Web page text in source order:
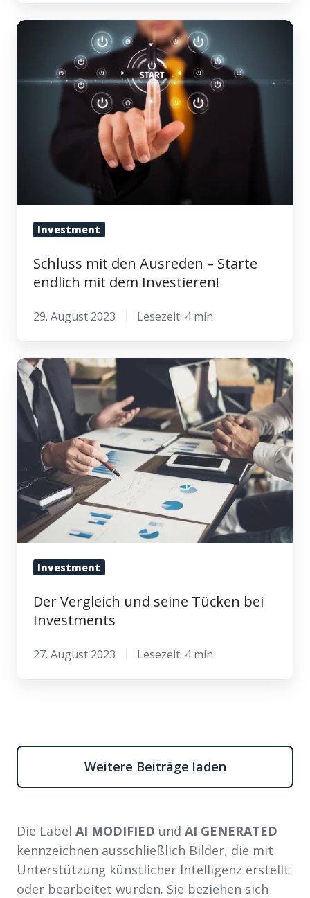
Schluss
Ausreden
Starte
Investieren!
Investment
Schluss mit den Ausreden – Starte
endlich mit dem Investieren!
29. August 2023 Lesezeit: 4 min
Der
Vergleich
und
seine
Tücken
Investments
Investment
Der Vergleich und seine Tücken bei
Investments
27. August 2023 Lesezeit: 4 min
Weitere Beiträge laden
Die Label AI MODIFIED und AI GENERATED
kennzeichnen ausschließlich Bilder, die mit
Unterstützung künstlicher Intelligenz erstellt
oder bearbeitet wurden. Sie beziehen sich